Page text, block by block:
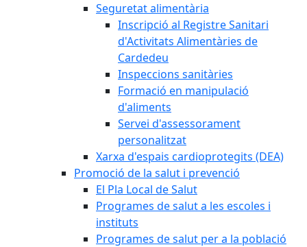
Seguretat alimentària
Inscripció al Registre Sanitari
d'Activitats Alimentàries de
Cardedeu
Inspeccions sanitàries
Formació en manipulació
d'aliments
Servei d'assessorament
personalitzat
Xarxa d'espais cardioprotegits (DEA)
Promoció de la salut i prevenció
El Pla Local de Salut
Programes de salut a les escoles i
instituts
Programes de salut per a la població